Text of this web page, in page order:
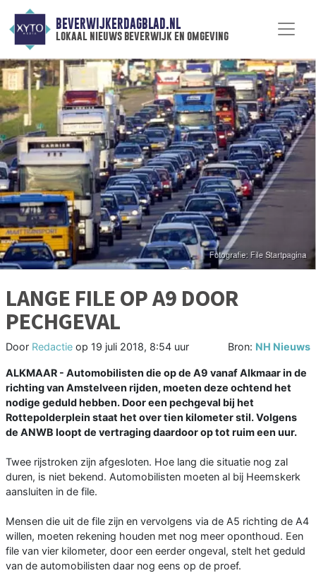
BEVERWIJKERDAGBLAD.NL
lokaal nieuws beverwijk en omgeving
LANGE FILE OP A9 DOOR
PECHGEVAL
Door Redactie op 19 juli 2018, 8:54 uur Bron: NH Nieuws
ALKMAAR - Automobilisten die op de A9 vanaf Alkmaar in de
richting van Amstelveen rijden, moeten deze ochtend het
nodige geduld hebben. Door een pechgeval bij het
Rottepolderplein staat het over tien kilometer stil. Volgens
de ANWB loopt de vertraging daardoor op tot ruim een uur.
Twee rijstroken zijn afgesloten. Hoe lang die situatie nog zal
duren, is niet bekend. Automobilisten moeten al bij Heemskerk
aansluiten in de file.
Mensen die uit de file zijn en vervolgens via de A5 richting de A4
willen, moeten rekening houden met nog meer oponthoud. Een
file van vier kilometer, door een eerder ongeval, stelt het geduld
van de automobilisten daar nog eens op de proef.